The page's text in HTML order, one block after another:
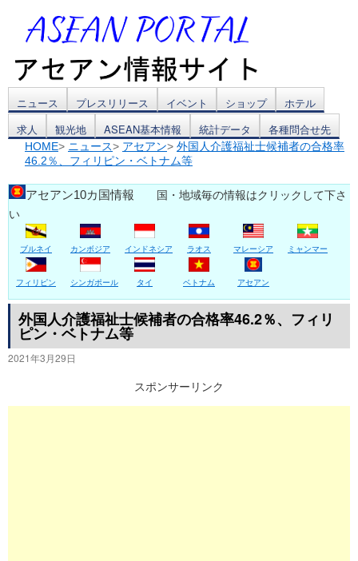
コ
ン
テ
ン
ツ
へ
ス
キ
ッ
ニュース プレスリリース イベント ショップ
ホテル
求人
観光地 ASEAN基本情報 統計データ 各種問合せ先
HOME> ニュース> アセアン> 外国人介護福祉士候補者の合格率
46.2％、フィリピン・ベトナム等
アセアン10カ国情報 国・地域毎の情報はクリックして下さ
い
ブルネイ カンボジア インドネシア ラオス マレーシア ミャンマー
フィリピン シンガポール タイ ベトナム アセアン
外国人介護福祉士候補者の合格率46.2％、フィリ
ピン・ベトナム等
2021年3月29日
スポンサーリンク